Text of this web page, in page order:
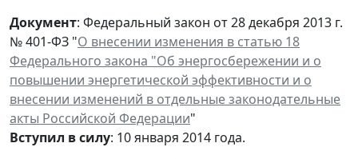
Документ: Федеральный закон от 28 декабря 2013 г.
№ 401-ФЗ "О внесении изменения в статью 18
Федерального закона "Об энергосбережении и о
повышении энергетической эффективности и о
внесении изменений в отдельные законодательные
акты Российской Федерации"
Вступил в силу: 10 января 2014 года.